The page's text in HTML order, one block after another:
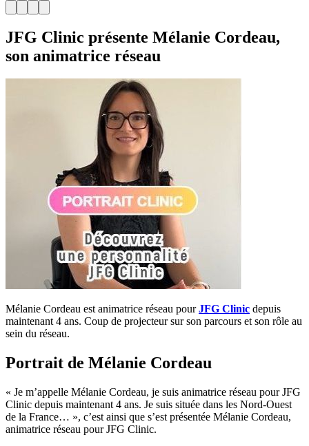
JFG Clinic présente Mélanie Cordeau,
son animatrice réseau
Mélanie Cordeau est animatrice réseau pourJFG Clinic depuis
maintenant 4 ans. Coup de projecteur sur son parcours et son rôle au
sein du réseau.
Portrait de Mélanie Cordeau
« Je m’appelle Mélanie Cordeau, je suis animatrice réseau pour JFG
Clinic depuis maintenant 4 ans. Je suis située dans les Nord-Ouest
de la France… », c’est ainsi que s’est présentée Mélanie Cordeau,
animatrice réseau pour JFG Clinic.